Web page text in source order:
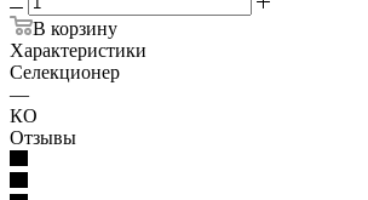
В корзину
Характеристики
Селекционер
—
КО
Отзывы